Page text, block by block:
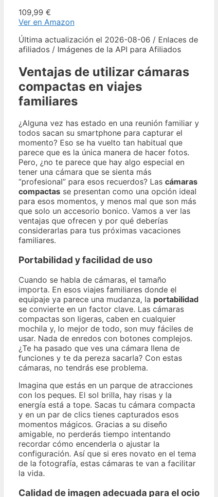
109,99 €
Ver en Amazon
Última actualización el 2026-08-06 / Enlaces de
afiliados / Imágenes de la API para Afiliados
Ventajas de utilizar cámaras
compactas en viajes
familiares
¿Alguna vez has estado en una reunión familiar y
todos sacan su smartphone para capturar el
momento? Eso se ha vuelto tan habitual que
parece que es la única manera de hacer fotos.
Pero, ¿no te parece que hay algo especial en
tener una cámara que se sienta más
“profesional” para esos recuerdos? Las cámaras
compactas se presentan como una opción ideal
para esos momentos, y menos mal que son más
que solo un accesorio bonico. Vamos a ver las
ventajas que ofrecen y por qué deberías
considerarlas para tus próximas vacaciones
familiares.
Portabilidad y facilidad de uso
Cuando se habla de cámaras, el tamaño
importa. En esos viajes familiares donde el
equipaje ya parece una mudanza, la portabilidad
se convierte en un factor clave. Las cámaras
compactas son ligeras, caben en cualquier
mochila y, lo mejor de todo, son muy fáciles de
usar. Nada de enredos con botones complejos.
¿Te ha pasado que ves una cámara llena de
funciones y te da pereza sacarla? Con estas
cámaras, no tendrás ese problema.
Imagina que estás en un parque de atracciones
con los peques. El sol brilla, hay risas y la
energía está a tope. Sacas tu cámara compacta
y en un par de clics tienes capturados esos
momentos mágicos. Gracias a su diseño
amigable, no perderás tiempo intentando
recordar cómo encenderla o ajustar la
configuración. Así que si eres novato en el tema
de la fotografía, estas cámaras te van a facilitar
la vida.
Calidad de imagen adecuada para el ocio